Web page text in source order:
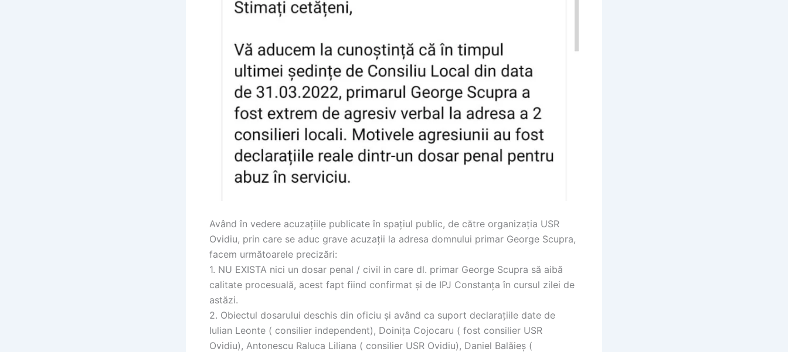
Având în vedere acuzațiile publicate în spațiul public, de către organizația USR
Ovidiu, prin care se aduc grave acuzații la adresa domnului primar George Scupra,
facem următoarele precizări:
1. NU EXISTA nici un dosar penal / civil in care dl. primar George Scupra să aibă
calitate procesuală, acest fapt fiind confirmat și de IPJ Constanța în cursul zilei de
astăzi.
2. Obiectul dosarului deschis din oficiu și având ca suport declarațiile date de
Iulian Leonte ( consilier independent), Doinița Cojocaru ( fost consilier USR
Ovidiu), Antonescu Raluca Liliana ( consilier USR Ovidiu), Daniel Balăieș (